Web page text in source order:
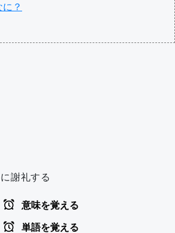
？
謝礼する
意味を覚える
単語を覚える